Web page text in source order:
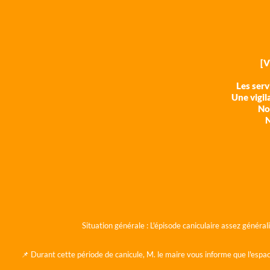
Les
Une
Situation générale : L'épisode caniculaire assez
📌 Durant cette période de canicule, M. le maire vous informe que